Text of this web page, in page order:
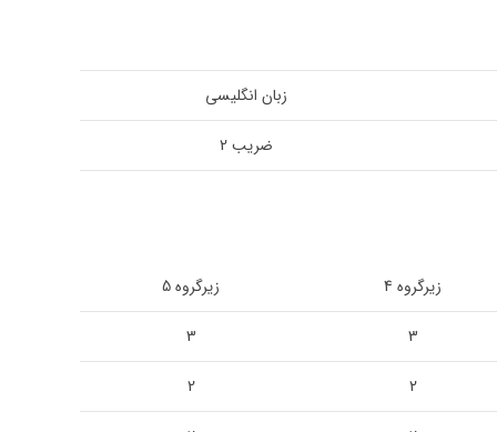
زبان انگلیسی
ضریب 2
زیرگروه 4 زیرگروه 5
3
3
2
2